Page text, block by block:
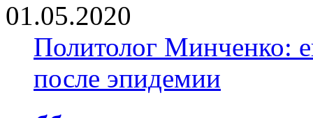
01.05.2020
Политолог Минченко:
после эпидемии